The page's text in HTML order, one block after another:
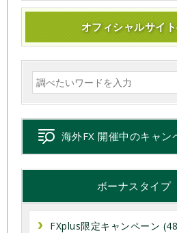
オフィシャルサイ
海外FX 開催中のキャン
ボーナスタイプ
FXplus限定キャンペーン